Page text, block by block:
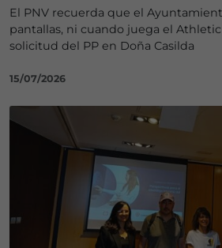
El PNV recuerda que el
pantallas, ni cuando juega el
solicitud del PP en Doña Casilda
15/07/2026